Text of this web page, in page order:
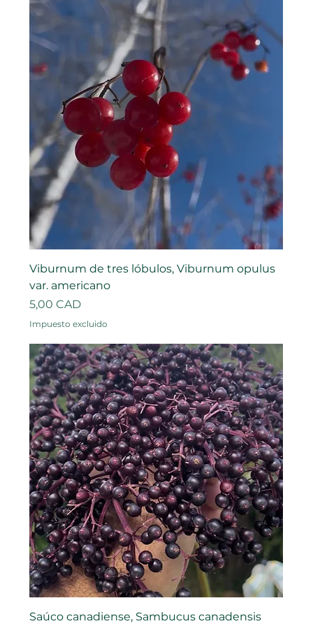
Viburnum de tres lóbulos, Viburnum opulus
var. americano
Precio
5,00 CAD
Impuesto excluido
Saúco canadiense, Sambucus canadensis